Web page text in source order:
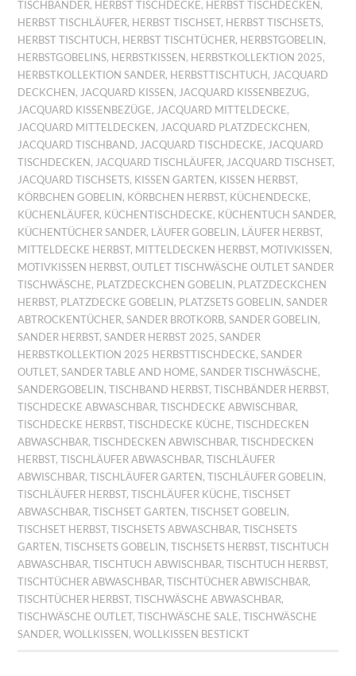
TISCHBÄNDER, HERBST TISCHDECKE, HERBST TISCHDECKEN,
HERBST TISCHLÄUFER, HERBST TISCHSET, HERBST TISCHSETS,
HERBST TISCHTUCH, HERBST TISCHTÜCHER, HERBSTGOBELIN,
HERBSTGOBELINS, HERBSTKISSEN, HERBSTKOLLEKTION 2025,
HERBSTKOLLEKTION SANDER, HERBSTTISCHTUCH, JACQUARD
DECKCHEN, JACQUARD KISSEN, JACQUARD KISSENBEZUG,
JACQUARD KISSENBEZÜGE, JACQUARD MITTELDECKE,
JACQUARD MITTELDECKEN, JACQUARD PLATZDECKCHEN,
JACQUARD TISCHBAND, JACQUARD TISCHDECKE, JACQUARD
TISCHDECKEN, JACQUARD TISCHLÄUFER, JACQUARD TISCHSET,
JACQUARD TISCHSETS, KISSEN GARTEN, KISSEN HERBST,
KÖRBCHEN GOBELIN, KÖRBCHEN HERBST, KÜCHENDECKE,
KÜCHENLÄUFER, KÜCHENTISCHDECKE, KÜCHENTUCH SANDER,
KÜCHENTÜCHER SANDER, LÄUFER GOBELIN, LÄUFER HERBST,
MITTELDECKE HERBST, MITTELDECKEN HERBST, MOTIVKISSEN,
MOTIVKISSEN HERBST,OUTLET TISCHWÄSCHE OUTLET SANDER
TISCHWÄSCHE, PLATZDECKCHEN GOBELIN, PLATZDECKCHEN
HERBST, PLATZDECKE GOBELIN, PLATZSETS GOBELIN,SANDER
ABTROCKENTÜCHER,SANDER BROTKORB,SANDER GOBELIN,
SANDER HERBST,SANDER HERBST 2025,SANDER
HERBSTKOLLEKTION 2025 HERBSTTISCHDECKE,SANDER
OUTLET,SANDER TABLE AND HOME,SANDER TISCHWÄSCHE,
SANDERGOBELIN,TISCHBAND HERBST,TISCHBÄNDER HERBST,
TISCHDECKE ABWASCHBAR,TISCHDECKE ABWISCHBAR,
TISCHDECKE HERBST,TISCHDECKE KÜCHE,TISCHDECKEN
ABWASCHBAR,TISCHDECKEN ABWISCHBAR,TISCHDECKEN
HERBST,TISCHLÄUFER ABWASCHBAR,TISCHLÄUFER
ABWISCHBAR,TISCHLÄUFER GARTEN,TISCHLÄUFER GOBELIN,
TISCHLÄUFER HERBST,TISCHLÄUFER KÜCHE,TISCHSET
ABWASCHBAR,TISCHSET GARTEN,TISCHSET GOBELIN,
TISCHSET HERBST,TISCHSETS ABWASCHBAR,TISCHSETS
GARTEN,TISCHSETS GOBELIN,TISCHSETS HERBST,TISCHTUCH
ABWASCHBAR,TISCHTUCH ABWISCHBAR,TISCHTUCH HERBST,
TISCHTÜCHER ABWASCHBAR,TISCHTÜCHER ABWISCHBAR,
TISCHTÜCHER HERBST,TISCHWÄSCHE ABWASCHBAR,
TISCHWÄSCHE OUTLET,TISCHWÄSCHE SALE,TISCHWÄSCHE
SANDER,WOLLKISSEN,WOLLKISSEN BESTICKT